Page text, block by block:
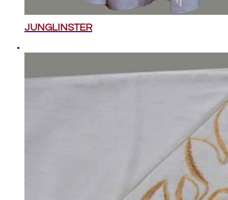
JUNGLINSTER